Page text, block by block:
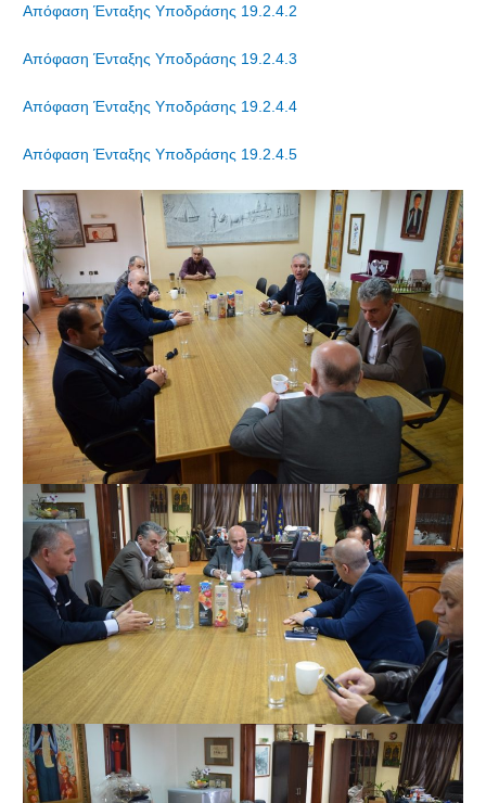
Απόφαση Ένταξης Υποδράσης 19.2.4.2
Απόφαση Ένταξης Υποδράσης 19.2.4.3
Απόφαση Ένταξης Υποδράσης 19.2.4.4
Απόφαση Ένταξης Υποδράσης 19.2.4.5